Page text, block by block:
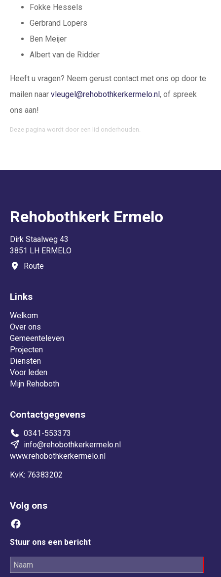
Fokke Hessels
Gerbrand Lopers
Ben Meijer
Albert van de Ridder
Heeft u vragen? Neem gerust contact met ons op door te
mailen naar vleugel@rehobothkerkermelo.nl, of spreek
ons aan!
Deze pagina wordt door een lid onderhouden.
Rehobothkerk Ermelo
Dirk Staalweg 43
3851 LH ERMELO
Route
Links
Welkom
Over ons
Gemeenteleven
Projecten
Diensten
Voor leden
Mijn Rehoboth
Contactgegevens
0341-553373
info@rehobothkerkermelo.nl
www.rehobothkerkermelo.nl
KvK: 76383202
Volg ons
Stuur ons een bericht